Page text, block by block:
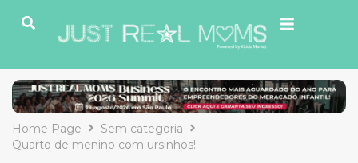
Home Page
Sem categoria
Quarto de menino com ursinhos!